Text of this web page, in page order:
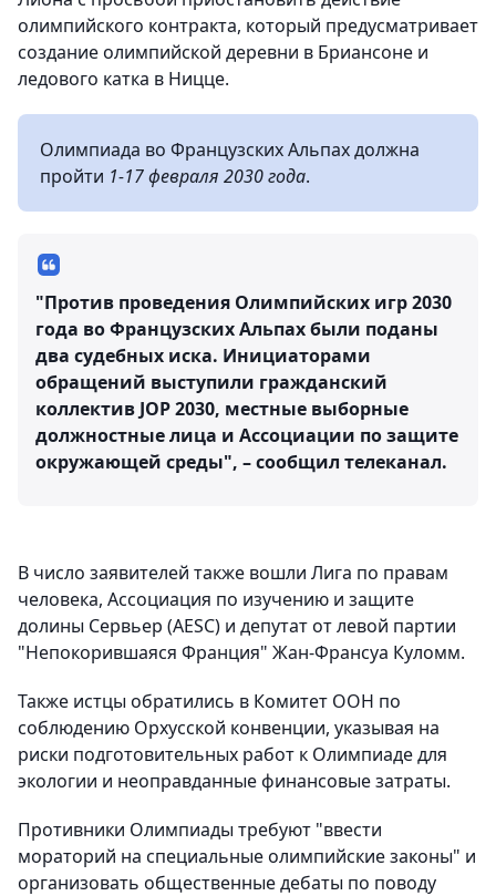
олимпийского контракта, который предусматривает
создание олимпийской деревни в Бриансоне и
ледового катка в Ницце.
Олимпиада во Французских Альпах должна
пройти 1-17 февраля 2030 года.
"Против проведения Олимпийских игр 2030
года во Французских Альпах были поданы
два судебных иска. Инициаторами
обращений выступили гражданский
коллектив JOP 2030, местные выборные
должностные лица и Ассоциации по защите
окружающей среды", – сообщил телеканал.
В число заявителей также вошли Лига по правам
человека, Ассоциация по изучению и защите
долины Сервьер (AESC) и депутат от левой партии
"Непокорившаяся Франция" Жан-Франсуа Куломм.
Также истцы обратились в Комитет ООН по
соблюдению Орхусской конвенции, указывая на
риски подготовительных работ к Олимпиаде для
экологии и неоправданные финансовые затраты.
Противники Олимпиады требуют "ввести
мораторий на специальные олимпийские законы" и
организовать общественные дебаты по поводу